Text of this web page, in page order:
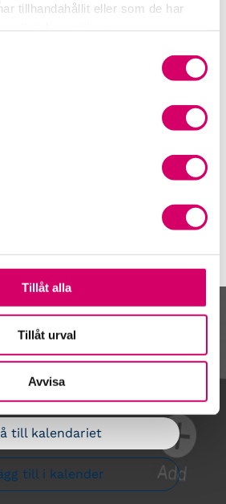
tillhandahållit eller som de har
Tillåt alla
Tillåt urval
Avvisa
till kalendariet
till i kalender